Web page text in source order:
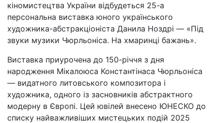
кіномистецтва України відбудеться 25-а
персональна виставка юного українського
художника-абстракціоніста Данила Ноздрі — «Під
звуки музики Чюрльоніса. На хмаринці бажань».
Виставка приурочена до 150-річчя з дня
народження Мікалоюса Константінаса Чюрльоніса
— видатного литовського композитора і
художника, одного із засновників абстрактного
модерну в Європі. Цей ювілей внесено ЮНЕСКО до
списку найважливіших мистецьких подій 2025